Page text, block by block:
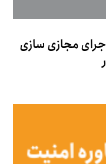
مجازی سازی